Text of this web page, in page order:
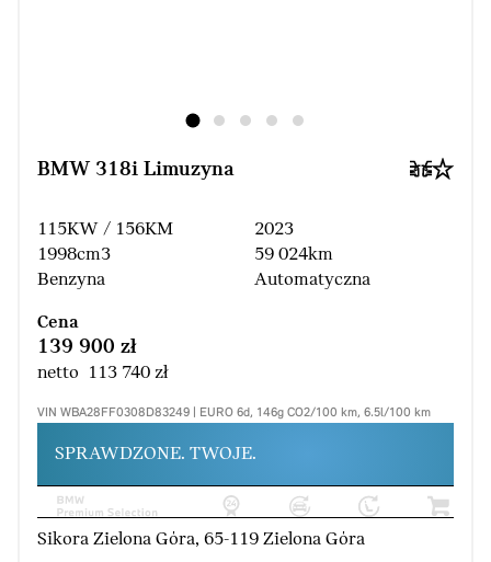
BMW 318i Limuzyna
115KW / 156KM
1998cm3
Benzyna
2023
59 024km
Automatyczna
Cena
139 900 zł
netto 113 740 zł
VIN WBA28FF0308D83249 | EURO 6d, 146g CO2/100 km, 6.5l/100 km
SPRAWDZONE. TWOJE.
Sikora Zielona Góra, 65-119 Zielona Góra